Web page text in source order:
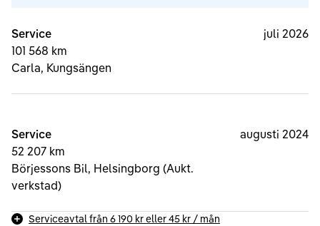
Service
101 568 km
Carla, Kungsängen
juli 2026
Service
52 207 km
Börjessons Bil, Helsingborg (Aukt.
verkstad)
augusti 2024
Serviceavtal från 6 190 kreller45 kr / mån